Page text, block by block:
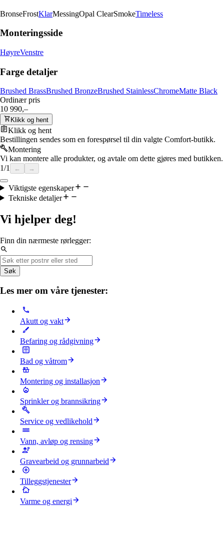
BronseFrostKlarMessingOpal ClearSmokeTimeless
Monteringsside
HøyreVenstre
Farge detaljer
Brushed BrassBrushed BronzeBrushed StainlessChromeMatte Black
Ordinær pris
10 990,–
Klikk og hent
Klikk og hent
Bestillingen sendes som en forespørsel til din valgte Comfort-butikk.
Montering
Vi kan montere alle produkter, og avtale om dette gjøres med butikken.
1/1 ← →
Viktigste egenskaper
Tekniske detaljer
Vi hjelper deg!
Finn din nærmeste rørlegger:
Søk
Les mer om våre tjenester:
Akutt og vakt
Befaring og rådgivning
Bad og våtrom
Montering og installasjon
Sprinkler og brannsikring
Service og vedlikehold
Vann, avløp og rensing
Gravearbeid og grunnarbeid
Tilleggstjenester
Varme og energi